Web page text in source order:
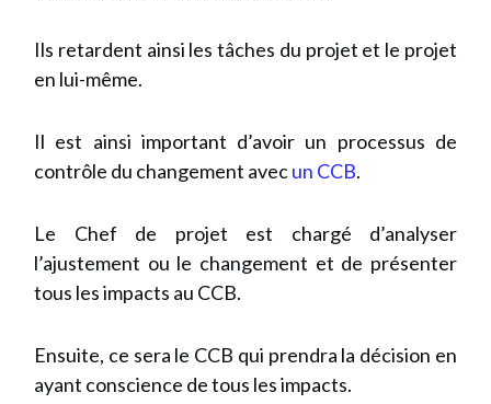
Ils retardent ainsi les tâches du projet et le projet
en lui-même.
Il est ainsi important d’avoir un processus de
contrôle du changement avecun CCB.
Le Chef de projet est chargé d’analyser
l’ajustement ou le changement et de présenter
tous les impacts au CCB.
Ensuite, ce sera le CCB qui prendra la décision en
ayant conscience de tous les impacts.